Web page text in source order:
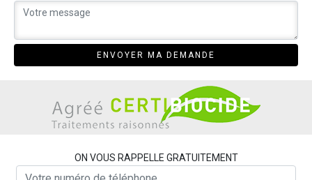
ON VOUS RAPPELLE GRATUITEMENT